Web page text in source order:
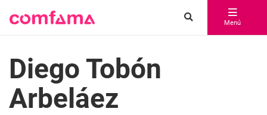
Menú
Diego Tobón
Arbeláez